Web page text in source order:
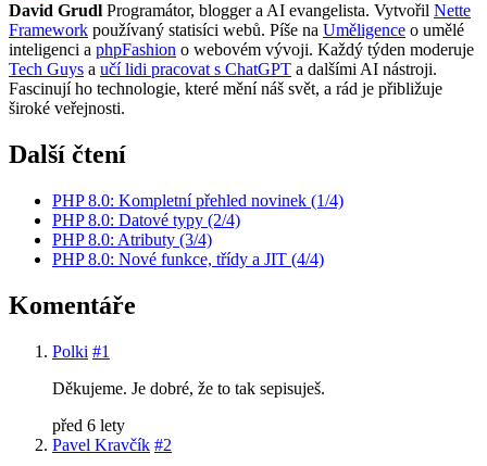
David Grudl Programátor, blogger a AI evangelista. Vytvořil Nette
Framework používaný statisíci webů. Píše na Uměligence o umělé
inteligenci a phpFashion o webovém vývoji. Každý týden moderuje
Tech Guys a učí lidi pracovat s ChatGPT a dalšími AI nástroji.
Fascinují ho technologie, které mění náš svět, a rád je přibližuje
široké veřejnosti.
Další čtení
PHP 8.0: Kompletní přehled novinek (1/4)
PHP 8.0: Datové typy (2/4)
PHP 8.0: Atributy (3/4)
PHP 8.0: Nové funkce, třídy a JIT (4/4)
Komentáře
Polki #1
Děkujeme. Je dobré, že to tak sepisuješ.
před 6 lety
Pavel Kravčík #2